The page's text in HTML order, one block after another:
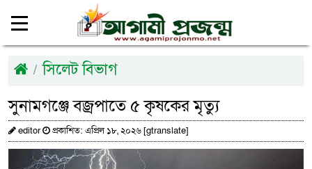
সিলেট বিভাগ
সুনামগঞ্জে বজ্রপাতে ৫ কৃষকের মৃত্যু
editor প্রকাশিত: এপ্রিল ১৮, ২০২৬ [gtranslate]